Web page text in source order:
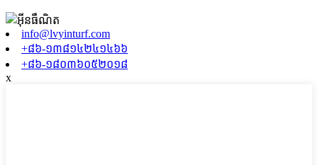
info@lvyinturf.com
+៨៦-១៣៨១៤២៤១៤៦៦
+៨៦-១៨០៣៦០៥២០១៨
x